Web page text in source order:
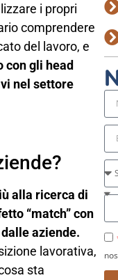
i propri
comprendere
del lavoro, e
gli head
nel settore
alla ricerca di
“match” con
aziende.
lavorativa,
sta